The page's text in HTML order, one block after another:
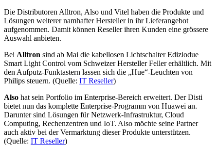
Die Distributoren Alltron, Also und Vitel haben die Produkte und
Lösungen weiterer namhafter Hersteller in ihr Lieferangebot
aufgenommen. Damit können Reseller ihren Kunden eine grössere
Auswahl anbieten.
Bei Alltron sind ab Mai die kabellosen Lichtschalter Ediziodue
Smart Light Control vom Schweizer Hersteller Feller erhältlich. Mit
den Aufputz-Funktastern lassen sich die „Hue“-Leuchten von
Philips steuern. (Quelle: IT Reseller)
Also hat sein Portfolio im Enterprise-Bereich erweitert. Der Disti
bietet nun das komplette Enterprise-Programm von Huawei an.
Darunter sind Lösungen für Netzwerk-Infrastruktur, Cloud
Computing, Rechenzentren und IoT. Also möchte seine Partner
auch aktiv bei der Vermarktung dieser Produkte unterstützen.
(Quelle: IT Reseller)